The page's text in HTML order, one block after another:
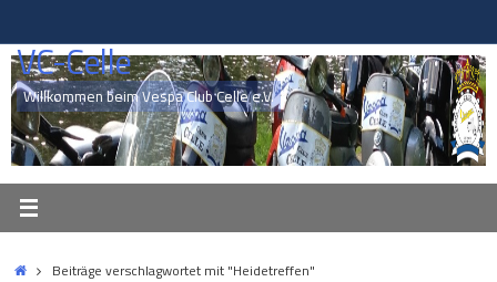
springen
VC-Celle
Willkommen beim Vespa Club Celle e.V.
StartBeiträge verschlagwortet mit "Heidetreffen"